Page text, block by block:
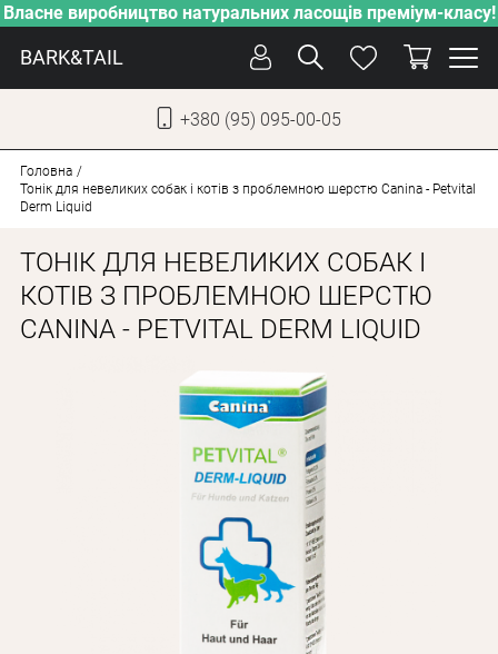
Власне виробництво натуральних ласощів преміум-класу!
BARK&TAIL
+380 (95) 095-00-05
КОТИ
ВІД СПЕКИ
ВЛАСНЕ ВИРОБНИЦТВО
НОВИНКИ
АКЦІЇ
БЛОГ
Оплата і доставка
Програма лояльності
Про Нас
Оптовим клієнтам
Головна
Тонік для невеликих собак і котів з проблемною шерстю Canina - Petvital
Derm Liquid
ТОНІК ДЛЯ НЕВЕЛИКИХ СОБАК І
КОТІВ З ПРОБЛЕМНОЮ ШЕРСТЮ
CANINA - PETVITAL DERM LIQUID